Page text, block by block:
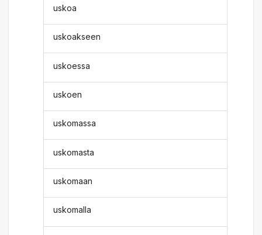
uskoa
uskoakseen
uskoessa
uskoen
uskomassa
uskomasta
uskomaan
uskomalla